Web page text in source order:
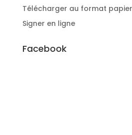
Télécharger au format papier
Signer en ligne
Facebook